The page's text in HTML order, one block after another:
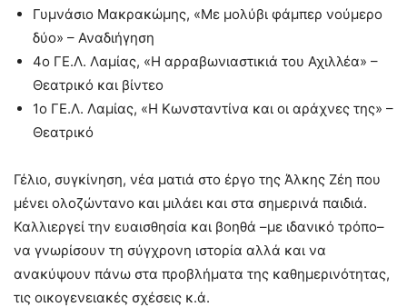
Γυμνάσιο Μακρακώμης, «Με μολύβι φάμπερ νούμερο
δύο» – Αναδιήγηση
4ο ΓΕ.Λ. Λαμίας, «Η αρραβωνιαστικιά του Αχιλλέα» –
Θεατρικό και βίντεο
1ο ΓΕ.Λ. Λαμίας, «Η Κωνσταντίνα και οι αράχνες της» –
Θεατρικό
Γέλιο, συγκίνηση, νέα ματιά στο έργο της Άλκης Ζέη που
μένει ολοζώντανο και μιλάει και στα σημερινά παιδιά.
Καλλιεργεί την ευαισθησία και βοηθά –με ιδανικό τρόπο–
να γνωρίσουν τη σύγχρονη ιστορία αλλά και να
ανακύψουν πάνω στα προβλήματα της καθημερινότητας,
τις οικογενειακές σχέσεις κ.ά.